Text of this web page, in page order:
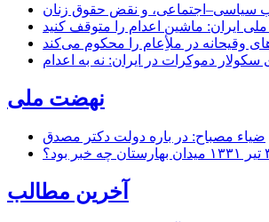
سیاسی–اجتماعی، و نقض حقوق زنان
وقیحانه در ملأِعام را محکوم می‌کند
دموکرات در ایران: نه به اعدام
نهضت ملی
ضیاء مصباح: در باره دولت دکتر مصدق
آخرین مطالب